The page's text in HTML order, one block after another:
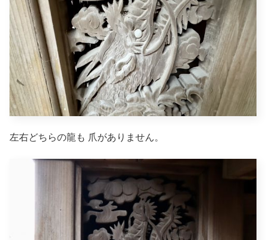
左右どちらの龍も 爪がありません。